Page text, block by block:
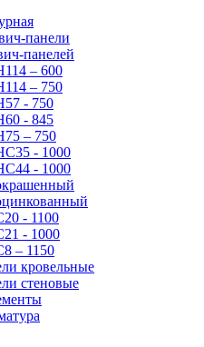
панели
панелей
– 600
– 750
- 750
- 845
– 750
- 1000
- 1000
- 1100
- 1000
– 1150
кровельные
стеновые